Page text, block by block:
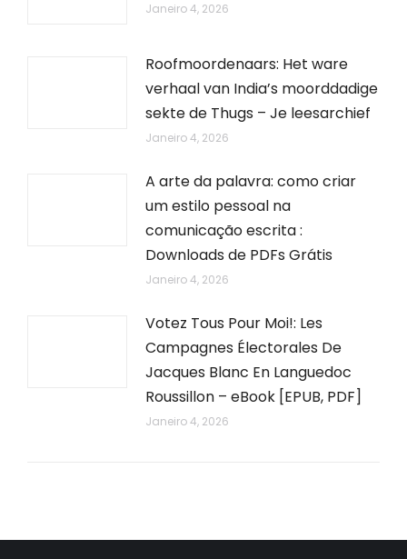
Janeiro 4, 2026
Roofmoordenaars: Het ware
verhaal van India’s moorddadige
sekte de Thugs – Je leesarchief
Janeiro 4, 2026
A arte da palavra: como criar
um estilo pessoal na
comunicação escrita :
Downloads de PDFs Grátis
Janeiro 4, 2026
Votez Tous Pour Moi!: Les
Campagnes Électorales De
Jacques Blanc En Languedoc
Roussillon – eBook [EPUB, PDF]
Janeiro 4, 2026